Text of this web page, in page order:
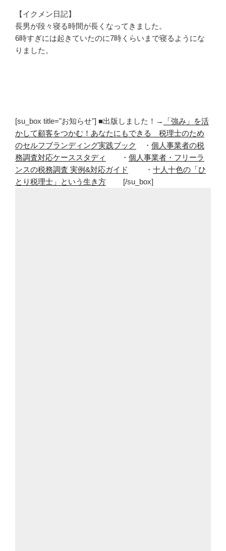
【イクメン日記】
長男が段々寝る時間が長くなってきました。
6時すぎには起きていたのに7時くらいまで寝るようにな
りました。
[su_box title="お知らせ"] ■出版しました！→
「強み」を活
かして顧客をつかむ！あなたにもできる 税理士のため
のセルフブランディング実践ブック
・ 個人事業者の税
務調査対応ケーススタディ
・ 個人事業者・フリーラ
ンスの税務調査 実例&対応ガイド
・ 十人十色の「ひ
とり税理士」という生き方 [/su_box]